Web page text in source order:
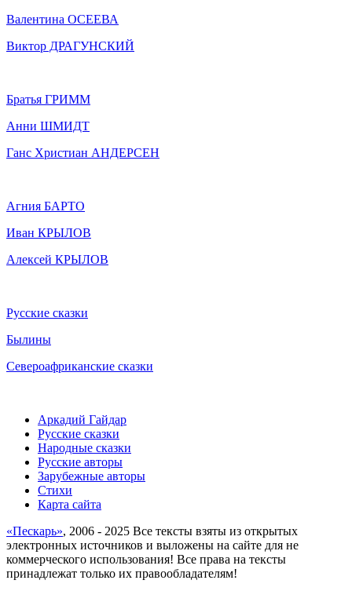
Валентина ОСЕЕВА
Виктор ДРАГУНСКИЙ
Братья ГРИММ
Анни ШМИДТ
Ганс Христиан АНДЕРСЕН
Агния БАРТО
Иван КРЫЛОВ
Алексей КРЫЛОВ
Русские сказки
Былины
Североафриканские сказки
Аркадий Гайдар
Русские сказки
Народные сказки
Русские авторы
Зарубежные авторы
Стихи
Карта сайта
«Пескарь», 2006 - 2025 Все тексты взяты из открытых
электронных источников и выложены на сайте для не
коммерческого использования! Все права на тексты
принадлежат только их правообладателям!